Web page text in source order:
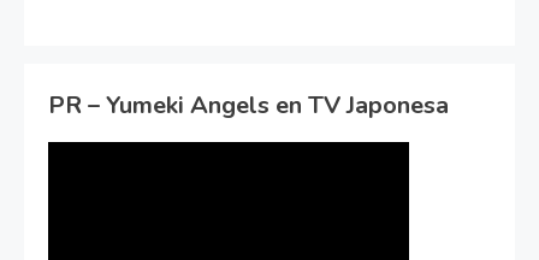
PR – Yumeki Angels en TV Japonesa